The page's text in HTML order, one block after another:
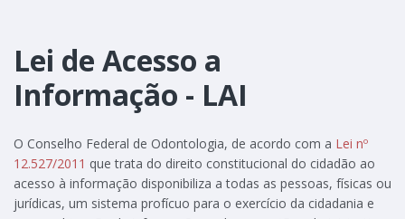
Lei de Acesso a
Informação - LAI
O Conselho Federal de Odontologia, de acordo com a Lei nº
12.527/2011 que trata do direito constitucional do cidadão ao
acesso à informação disponibiliza a todas as pessoas, físicas ou
jurídicas, um sistema profícuo para o exercício da cidadania e